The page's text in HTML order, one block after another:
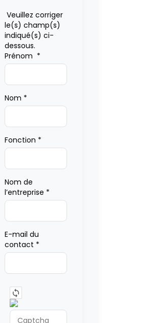
Veuillez corriger
le(s) champ(s)
indiqué(s) ci-
dessous.
Prénom *
Nom *
Fonction *
Nom de
l’entreprise *
E-mail du
contact *